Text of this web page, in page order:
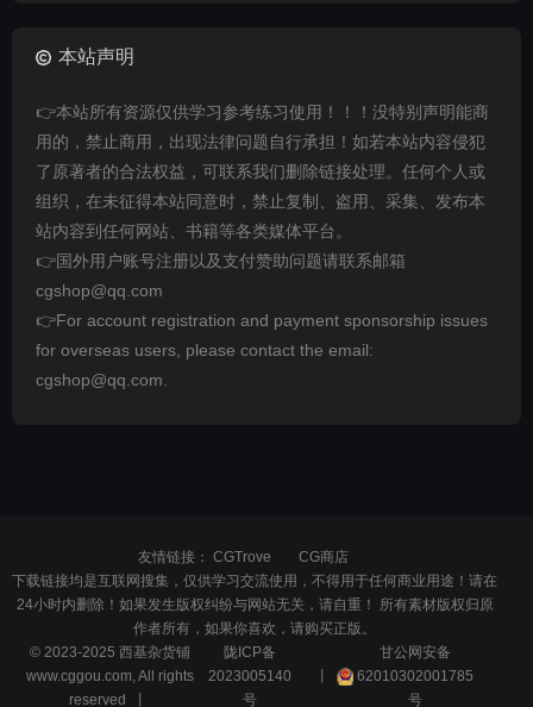
本站声明
👉本站所有资源仅供学习参考练习使用！！！没特别声明能商
用的，禁止商用，出现法律问题自行承担！如若本站内容侵犯
了原著者的合法权益，可联系我们删除链接处理。任何个人或
组织，在未征得本站同意时，禁止复制、盗用、采集、发布本
站内容到任何网站、书籍等各类媒体平台。
👉国外用户账号注册以及支付赞助问题请联系邮箱
cgshop@qq.com
👉For account registration and payment sponsorship issues
for overseas users, please contact the email:
cgshop@qq.com.
友情链接： CGTrove
CG商店
下载链接均是互联网搜集，仅供学习交流使用，不得用于任何商业用途！请在
24小时内删除！如果发生版权纠纷与网站无关，请自重！ 所有素材版权归原
作者所有，如果你喜欢，请购买正版。
© 2023-2025 西基杂货铺
www.cggou.com, All rights
reserved 丨
陇ICP备
2023005140
号
甘公网安备
62010302001785
号